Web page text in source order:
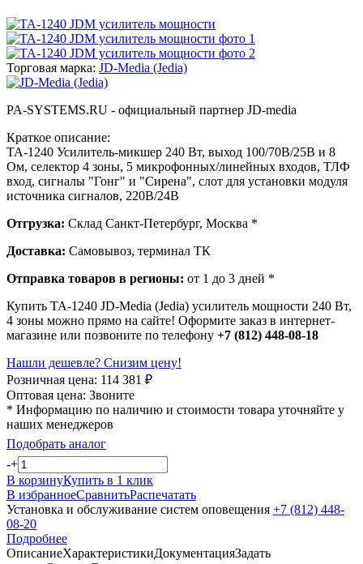
Торговая марка: JD-Media (Jedia)
PA-SYSTEMS.RU - официальный партнер JD-media
Краткое описание:
TA-1240 Усилитель-микшер 240 Вт, выход 100/70В/25В и 8
Ом, селектор 4 зоны, 5 микрофонных/линейных входов, ТЛФ
вход, сигналы "Гонг" и "Сирена", слот для установки модуля
источника сигналов, 220В/24В
Отгрузка: Склад Санкт-Петербург, Москва *
Доставка: Самовывоз, терминал ТК
Отправка товаров в регионы: от 1 до 3 дней *
Купить TA-1240 JD-Media (Jedia) усилитель мощности 240 Вт,
4 зоны можно прямо на сайте! Оформите заказ в интернет-
магазине или позвоните по телефону +7 (812) 448-08-18
Нашли дешевле? Снизим цену!
Розничная цена: 114 381 ₽
Оптовая цена: Звоните
* Информацию по наличию и стоимости товара уточняйте у
наших менеджеров
Подобрать аналог
-+
В корзинуКупить в 1 клик
В избранноеСравнитьРаспечатать
Установка и обслуживание систем оповещения +7 (812) 448-
08-20
Подробнее
ОписаниеХарактеристикиДокументацияЗадать